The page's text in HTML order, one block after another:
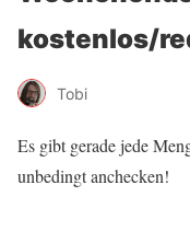
kostenlos/
Tobi
Es gibt gerade jede
unbedingt anchecken!